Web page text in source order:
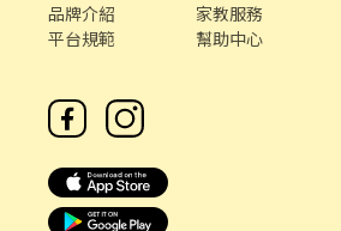
品牌介紹 家教服務
平台規範
幫助中心